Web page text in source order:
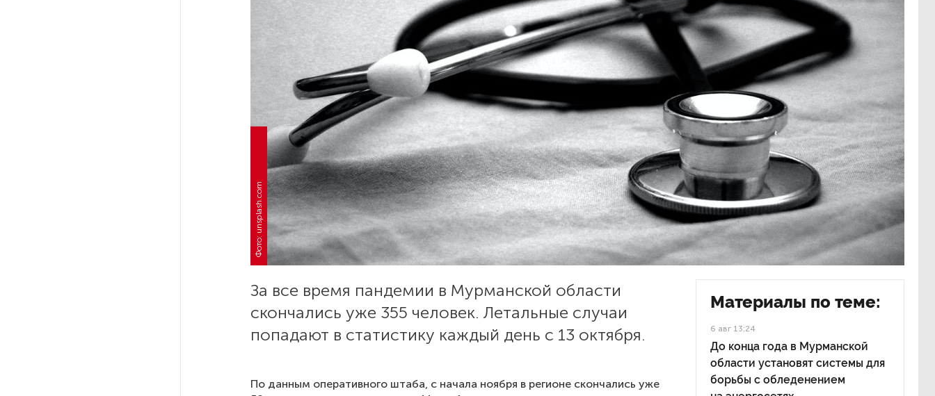
Фото: unsplash.com
За все время пандемии в Мурманской области
скончались уже 355 человек. Летальные случаи
попадают в статистику каждый день с 13 октября.
По данным оперативного штаба, с начала ноября в регионе скончались уже
Материалы по теме:
6 авг 13:24
До конца года в Мурманской
области установят системы для
борьбы с обледенением